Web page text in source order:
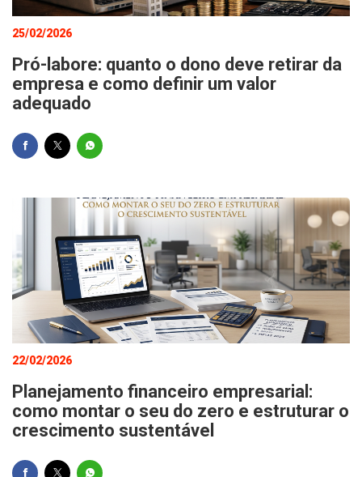
25/02/2026
Pró-labore: quanto o dono deve retirar da
empresa e como definir um valor
adequado
22/02/2026
Planejamento financeiro empresarial:
como montar o seu do zero e estruturar o
crescimento sustentável